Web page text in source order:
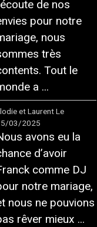
de nos
pour notre
nous
très
Tout le
a ...
et Laurent Le
03/2025
avons eu la
d’avoir
comme DJ
notre mariage,
nous ne pouvions
rêver mieux ...